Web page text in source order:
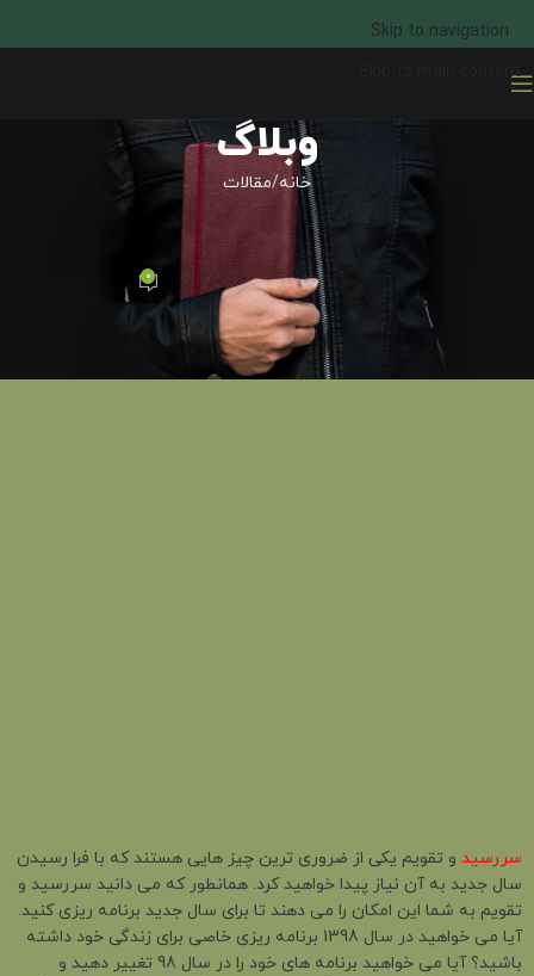
Skip to navigation
Skip to main content
وبلاگ
خانه مقالات
مقالات
آشنایی با انواع سررسید 1398
مجموعه تیجدر ژانویه 12, 2019 0
سررسید و تقویم یکی از ضروری ترین چیز هایی هستند که با فرا رسیدن
سال جدید به آن نیاز پیدا خواهید کرد. همانطور که می دانید سررسید و
تقویم به شما این امکان را می دهند تا برای سال جدید برنامه ریزی کنید.
آیا می خواهید در سال 1398 برنامه ریزی خاصی برای زندگی خود داشته
باشید؟ آیا می خواهید برنامه های خود را در سال 98 تغییر دهید و